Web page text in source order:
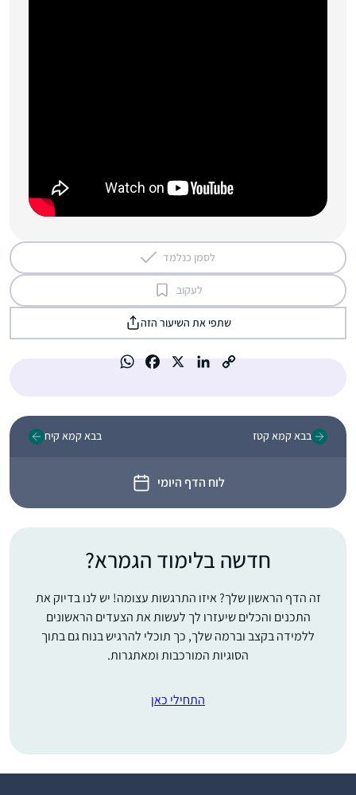
לסמן כנלמד
לעקוב
שתפי את השיעור הזה
בבא קמא קטז
לוח הדף היומי
בבא קמא קיח
חדשה בלימוד הגמרא?
זה הדף הראשון שלך? איזו התרגשות עצומה! יש לנו בדיוק את
התכנים והכלים שיעזרו לך לעשות את הצעדים הראשונים
ללמידה בקצב וברמה שלך, כך תוכלי להרגיש בנוח גם בתוך
הסוגיות המורכבות ומאתגרות.
התחילי כאן